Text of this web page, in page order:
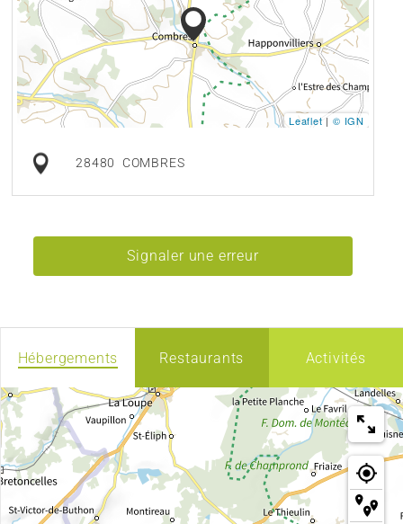
Leaflet | © IGN
28480 COMBRES
Signaler une erreur
Hébergements Restaurants Activités